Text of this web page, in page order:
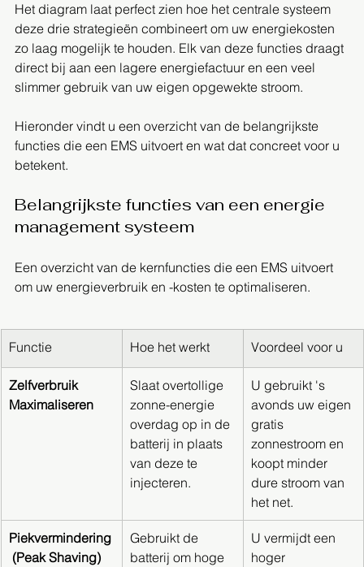
Het diagram laat perfect zien hoe het centrale systeem
deze drie strategieën combineert om uw energiekosten
zo laag mogelijk te houden. Elk van deze functies draagt
direct bij aan een lagere energiefactuur en een veel
slimmer gebruik van uw eigen opgewekte stroom.
Hieronder vindt u een overzicht van de belangrijkste
functies die een EMS uitvoert en wat dat concreet voor u
betekent.
Belangrijkste functies van een energie
management systeem
Een overzicht van de kernfuncties die een EMS uitvoert
om uw energieverbruik en -kosten te optimaliseren.
Functie Hoe het werkt Voordeel voor u
Zelfverbruik
Maximaliseren
Slaat overtollige
zonne-energie
overdag op in de
batterij in plaats
van deze te
injecteren.
U gebruikt 's
avonds uw eigen
gratis
zonnestroom en
koopt minder
dure stroom van
het net.
Piekvermindering
(Peak Shaving)
Gebruikt de
batterij om hoge
U vermijdt een
hoger